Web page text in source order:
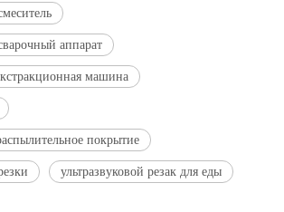
аппарат
машина
покрытие
ультразвуковой резак для еды